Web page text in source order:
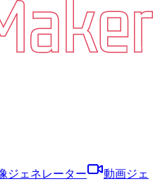
ジェネレーター
動画ジェ